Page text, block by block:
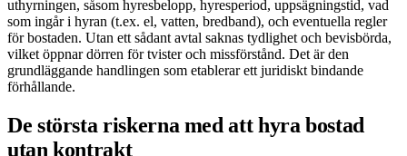
uthyrningen, såsom hyresbelopp, hyresperiod, uppsägningstid, vad
som ingår i hyran (t.ex. el, vatten, bredband), och eventuella regler
för bostaden. Utan ett sådant avtal saknas tydlighet och bevisbörda,
vilket öppnar dörren för tvister och missförstånd. Det är den
grundläggande handlingen som etablerar ett juridiskt bindande
förhållande.
De största riskerna med att hyra bostad
utan kontrakt